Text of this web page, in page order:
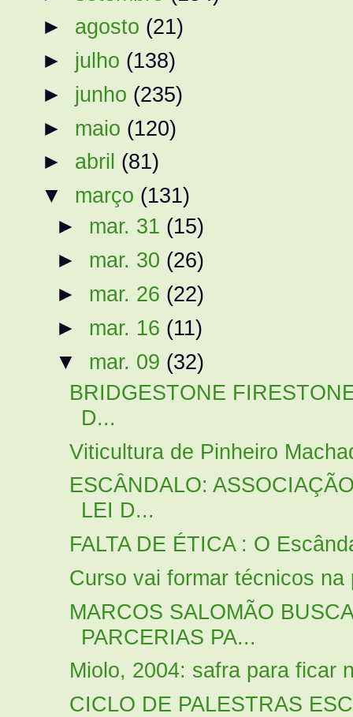
► agosto (21)
► julho (138)
► junho (235)
► maio (120)
► abril (81)
▼ março (131)
► mar. 31 (15)
► mar. 30 (26)
► mar. 26 (22)
► mar. 16 (11)
▼ mar. 09 (32)
BRIDGESTONE
D...
Viticultura de Pinheiro
ESCÂNDALO:
LEI D...
FALTA DE ÉTICA : O
Curso vai formar técnicos
MARCOS SALOMÃO
PARCERIAS PA...
Miolo, 2004: safra para ficar
CICLO DE PALESTRAS